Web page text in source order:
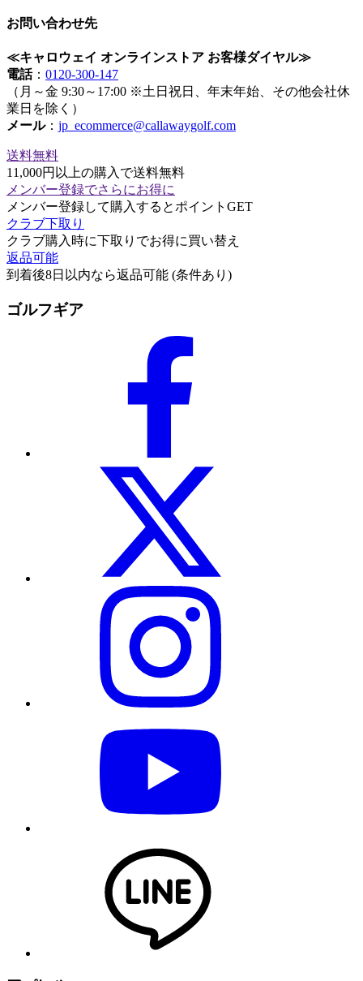
お問い合わせ先
≪キャロウェイ オンラインストア お客様ダイヤル≫
電話： 0120-300-147
（月～金 9:30～17:00 ※土日祝日、年末年始、その他会社休
業日を除く）
メール： jp_ecommerce@callawaygolf.com
送料無料
11,000円以上の購入で送料無料
メンバー登録でさらにお得に
メンバー登録して購入するとポイントGET
クラブ下取り
クラブ購入時に下取りでお得に買い替え
返品可能
到着後8日以内なら返品可能 (条件あり)
ゴルフギア